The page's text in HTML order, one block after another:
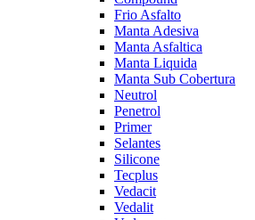
Frio Asfalto
Manta Adesiva
Manta Asfaltica
Manta Liquida
Manta Sub Cobertura
Neutrol
Penetrol
Primer
Selantes
Silicone
Tecplus
Vedacit
Vedalit